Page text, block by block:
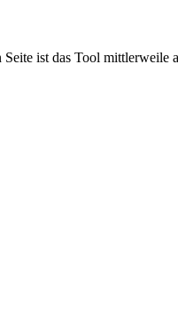
ist das Tool mittlerweile